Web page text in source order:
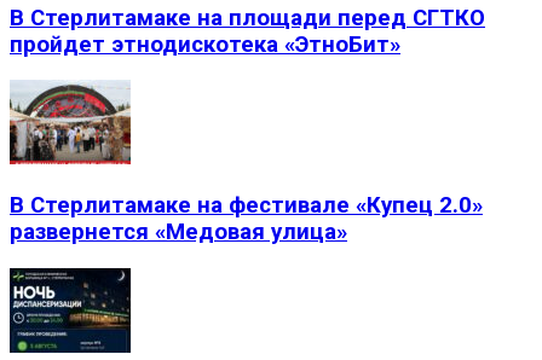
В Стерлитамаке на площади перед СГТКО
пройдет этнодискотека «ЭтноБит»
В Стерлитамаке на фестивале «Купец 2.0»
развернется «Медовая улица»